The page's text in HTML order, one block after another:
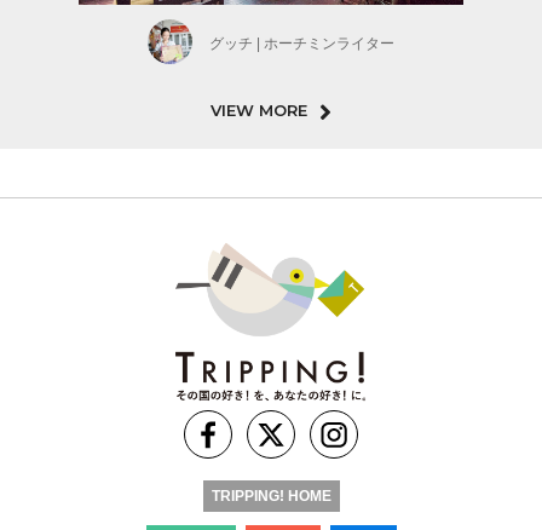
グッチ | ホーチミンライター
VIEW MORE
TRIPPING! HOME